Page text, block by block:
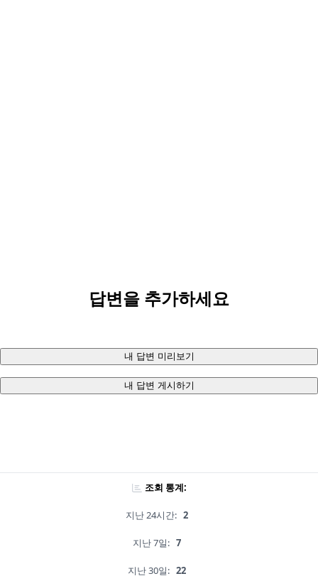
답변을 추가하세요
내 답변 미리보기
내 답변 게시하기
조회 통계:
지난 24시간: 2
지난 7일: 7
지난 30일: 22